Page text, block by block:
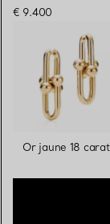
€ 9.400
Or jaune 18